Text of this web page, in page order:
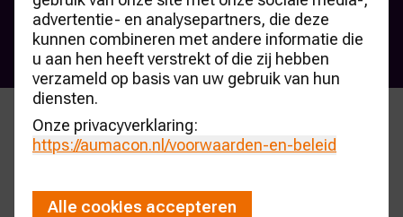
advertentie- en analysepartners, die deze
kunnen combineren met andere informatie die
u aan hen heeft verstrekt of die zij hebben
verzameld op basis van uw gebruik van hun
diensten.
Onze privacyverklaring:
https://aumacon.nl /voorwaarden-en-beleid
Alle cookies accepteren
genodigden
Ik kom samen met een introducee (collega)
Inschrijfformulier
Nationaal Dealerholding